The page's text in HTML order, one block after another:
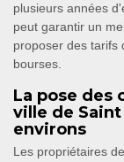
plusieurs années
peut garantir un
proposer des tarifs
bourses.
La pose des
ville de
environs
Les propriétaires